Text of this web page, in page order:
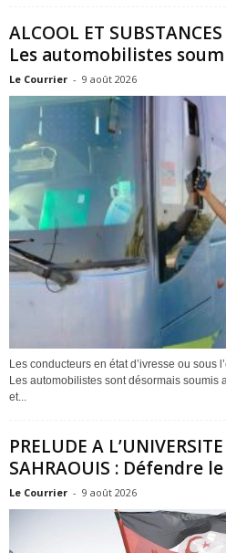
ALCOOL ET
Les automobilistes
Le Courrier - 9 août 2026
Les conducteurs en état d’ivresse ou sous
Les automobilistes sont désormais soumis
et...
PRELUDE A
SAHRAOUIS : Défendre
Le Courrier - 9 août 2026